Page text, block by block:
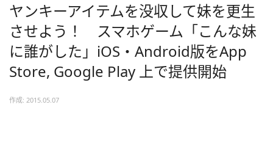
ヤンキーアイテムを没収して妹を更生
させよう！ スマホゲーム「こんな妹
に誰がした」iOS・Android版をApp
Store, Google Play 上で提供開始
作成: 2015.05.07